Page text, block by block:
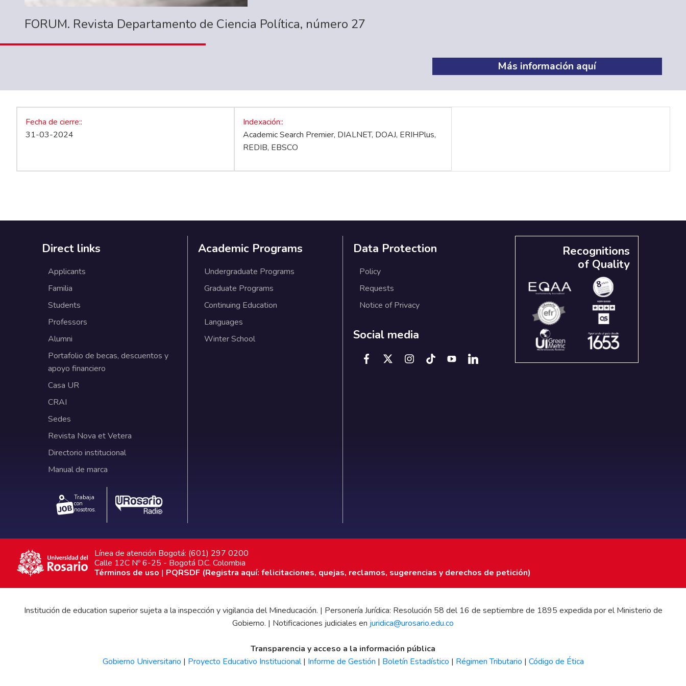
FORUM. Revista Departamento de Ciencia Política, número 27
Más información aquí
Fecha de cierre:
31-03-2024
Indexación:
Academic Search Premier, DIALNET, DOAJ, ERIHPlus,
REDIB, EBSCO
Direct links
Applicants
Familia
Students
Professors
Alumni
Portafolio de becas, descuentos y
apoyo financiero
Casa UR
CRAI
Sedes
Revista Nova et Vetera
Directorio institucional
Manual de marca
Trabaja
con
nosotros.
Academic Programs
Undergraduate Programs
Graduate Programs
Continuing Education
Languages
Winter School
Data Protection
Policy
Requests
Notice of Privacy
Social media
Recognitions
of Quality
Línea de atención Bogotá: (601) 297 0200
Calle 12C Nº 6-25 - Bogotá D.C. Colombia
Términos de uso | PQRSDF (Registra aquí: felicitaciones, quejas, reclamos, sugerencias y derechos de petición)
Institución de education superior sujeta a la inspección y vigilancia del Mineducación. | Personería Jurídica: Resolución 58 del 16 de septiembre de 1895 expedida por el Ministerio de
Gobierno. | Notificaciones judiciales en juridica@urosario.edu.co
Transparencia y acceso a la información pública
Gobierno Universitario | Proyecto Educativo Institucional| Informe de Gestión | Boletín Estadístico | Régimen Tributario | Código de Ética